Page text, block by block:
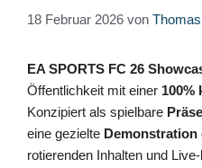
18 Februar 2026 von Thomas
EA SPORTS FC 26
Öffentlichkeit mit einer 100%
Konzipiert als spielbare
eine gezielte Demonstration
rotierenden Inhalten und Live-